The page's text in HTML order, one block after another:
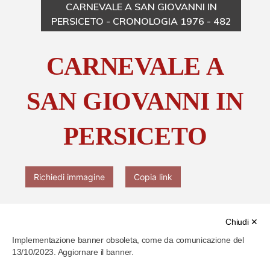
Chi è Paolo Ferrari
Contattaci
CARNEVALE A SAN GIOVANNI IN
PERSICETO - CRONOLOGIA 1976 - 482
CARNEVALE A
SAN GIOVANNI IN
PERSICETO
Richiedi immagine Copia link
Cod. identificativo
Chiudi ✕
Implementazione banner obsoleta, come da comunicazione del
13/10/2023. Aggiornare il banner.